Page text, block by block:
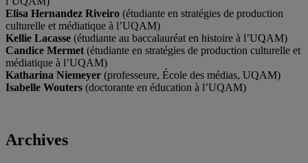
Elisa Hernandez Riveiro (étudiante en stratégies de production
culturelle et médiatique à l’UQAM)
Kellie Lacasse (étudiante au baccalauréat en histoire à l’UQAM)
Candice Mermet (étudiante en stratégies de production culturelle et
médiatique à l’UQAM)
Katharina Niemeyer (professeure, École des médias, UQAM)
Isabelle Wouters (doctorante en éducation à l’UQAM)
Archives